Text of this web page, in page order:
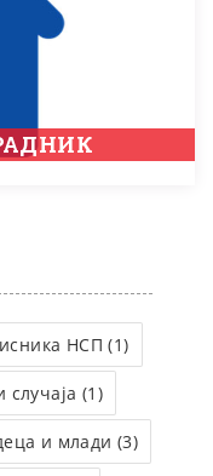
НСП (1)
(1)
и млади (3)